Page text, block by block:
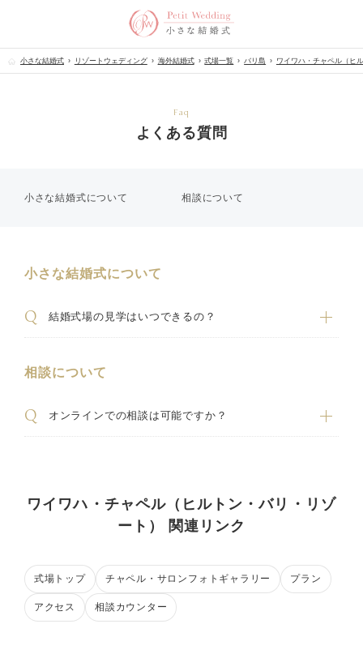
小さな結婚式 リゾートウェディング 海外結婚式 式場一覧 バリ島 ワイワハ・チャペル（ヒ
Faq
よくある質問
小さな結婚式について 相談について
小さな結婚式について
結婚式場の見学はいつできるの？
相談について
オンラインでの相談は可能ですか？
ワイワハ・チャペル（ヒルトン・バリ・リゾ
ート） 関連リンク
式場トップ チャペル・サロンフォトギャラリー プラン
アクセス 相談カウンター